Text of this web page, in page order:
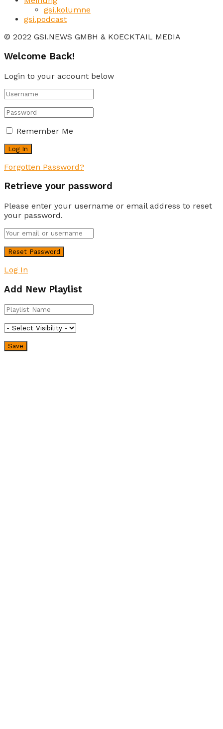
gsi.kolumne
gsi.podcast
© 2022 GSI.NEWS GMBH & KOECKTAIL MEDIA
Welcome Back!
Login to your account below
Remember Me
Forgotten Password?
Retrieve your password
Please enter your username or email address to reset
your password.
Log In
Add New Playlist